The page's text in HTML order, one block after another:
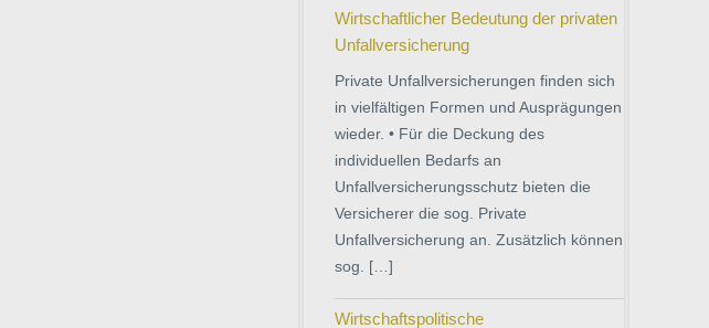
Wirtschaftlicher Bedeutung der privaten
Unfallversicherung
Private Unfallversicherungen finden sich
in vielfältigen Formen und Ausprägungen
wieder. • Für die Deckung des
individuellen Bedarfs an
Unfallversicherungsschutz bieten die
Versicherer die sog. Private
Unfallversicherung an. Zusätzlich können
sog. […]
Wirtschaftspolitische